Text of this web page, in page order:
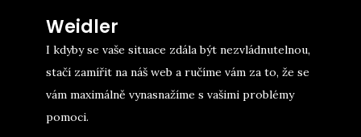
content
Weidler
I kdyby se vaše situace zdála být nezvládnutelnou,
stačí zamířit na náš web a ručíme vám za to, že se
vám maximálně vynasnažíme s vašimi problémy
pomoci.